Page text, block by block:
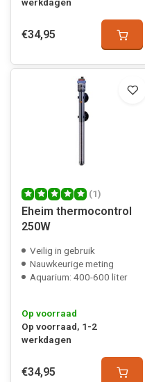
€34,95
(1)
Eheim thermocontrol
250W
Veilig in gebruik
Nauwkeurige meting
Aquarium: 400-600 liter
Op voorraad
Op voorraad, 1-2
werkdagen
€34,95